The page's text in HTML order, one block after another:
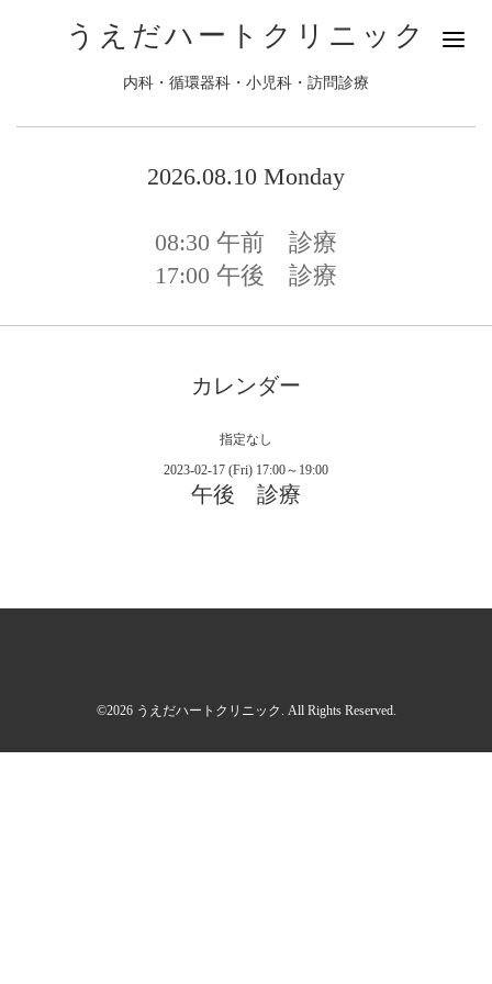
うえだハートクリニック
内科・循環器科・小児科・訪問診療
2026.08.10 Monday
08:30 午前 診療
17:00 午後 診療
カレンダー
指定なし
2023-02-17 (Fri) 17:00～19:00
午後 診療
©2026 うえだハートクリニック . All Rights Reserved.